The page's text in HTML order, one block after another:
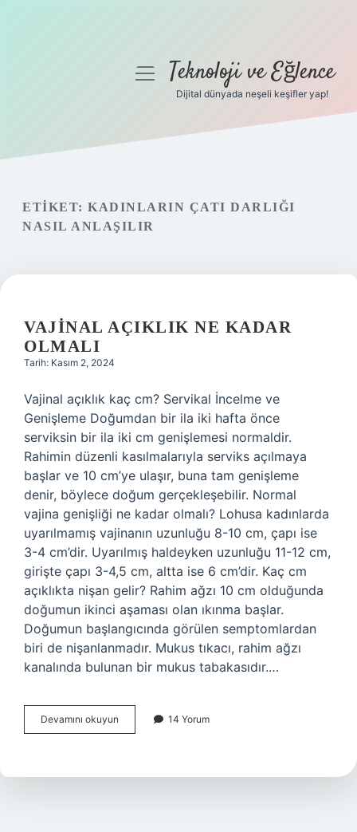
Gizlilik Politikası
Hakkımızda
menüyüTeknoloji ve Eğlence
Dijital dünyada neşeli keşifler yap!
ETIKET: KADINLARIN ÇATI DARLIĞI
NASIL ANLAŞILIR
VAJINAL AÇIKLIK NE KADAR
OLMALI
Tarih: Kasım 2, 2024
Vajinal açıklık kaç cm? Servikal İncelme ve
Genişleme Doğumdan bir ila iki hafta önce
serviksin bir ila iki cm genişlemesi normaldir.
Rahimin düzenli kasılmalarıyla serviks açılmaya
başlar ve 10 cm’ye ulaşır, buna tam genişleme
denir, böylece doğum gerçekleşebilir. Normal
vajina genişliği ne kadar olmalı? Lohusa kadınlarda
uyarılmamış vajinanın uzunluğu 8-10 cm, çapı ise
3-4 cm’dir. Uyarılmış haldeyken uzunluğu 11-12 cm,
girişte çapı 3-4,5 cm, altta ise 6 cm’dir. Kaç cm
açıklıkta nişan gelir? Rahim ağzı 10 cm olduğunda
doğumun ikinci aşaması olan ıkınma başlar.
Doğumun başlangıcında görülen semptomlardan
biri de nişanlanmadır. Mukus tıkacı, rahim ağzı
kanalında bulunan bir mukus tabakasıdır.…
Devamını okuyun
Açıklık
Olmalı
14 Yorum